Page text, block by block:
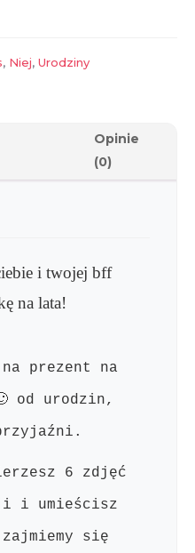
, Niej, Urodziny
Opinie
(0)
i twojej bff
na lata!
prezent na
od urodzin,
6 zdjęć
i umieścisz
się